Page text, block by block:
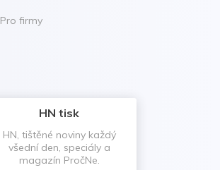
Pro firmy
HN tisk
HN, tištěné noviny každý
všední den, speciály a
magazín PročNe.